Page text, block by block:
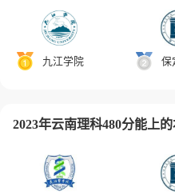
九江学院 保
2023年云南理科480分能上